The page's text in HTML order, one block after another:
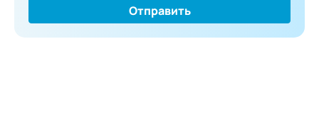
Отправить